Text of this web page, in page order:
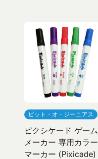
ビット・オ・ジーニアス
ピクシケード ゲーム
メーカー 専用カラー
マーカー (Pixicade)